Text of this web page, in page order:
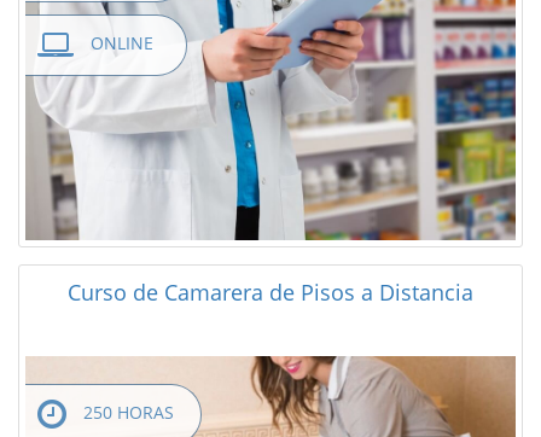
ONLINE
Curso de Camarera de Pisos a Distancia
250 HORAS